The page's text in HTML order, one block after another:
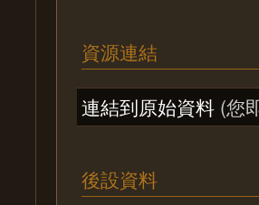
資源連結
連結到原始資料 (您
後設資料